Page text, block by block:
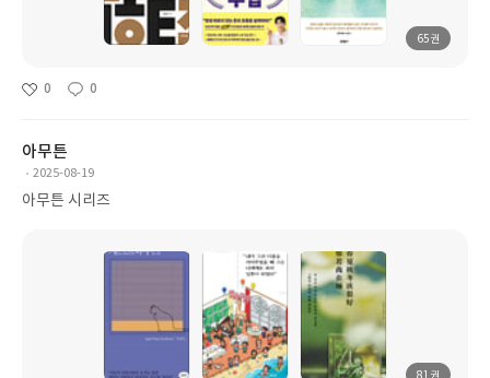
65권
0 0
아무튼
2025-08-19
아무튼 시리즈